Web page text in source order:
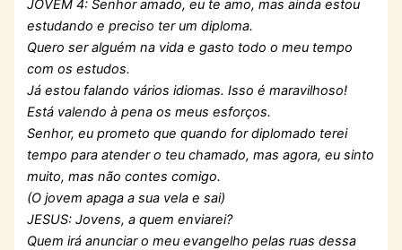
JOVEM 4: Senhor amado, eu te amo, mas ainda estou
estudando e preciso ter um diploma.
Quero ser alguém na vida e gasto todo o meu tempo
com os estudos.
Já estou falando vários idiomas. Isso é maravilhoso!
Está valendo à pena os meus esforços.
Senhor, eu prometo que quando for diplomado terei
tempo para atender o teu chamado, mas agora, eu sinto
muito, mas não contes comigo.
(O jovem apaga a sua vela e sai)
JESUS: Jovens, a quem enviarei?
Quem irá anunciar o meu evangelho pelas ruas dessa